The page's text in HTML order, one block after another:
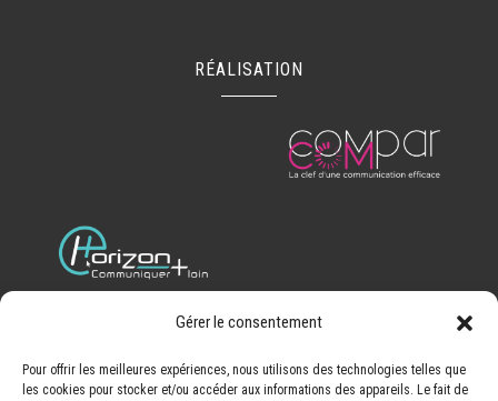
Gérer le consentement
Pour offrir les meilleures expériences, nous utilisons des technologies telles que
les cookies pour stocker et/ou accéder aux informations des appareils. Le fait de
RÉALISATION
Recherches fréquentes
Dépannage serrurerie Cognac-Métallerie chaudronnerie